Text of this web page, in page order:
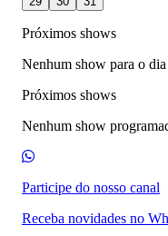
Próximos shows
Nenhum show para o
Próximos shows
Nenhum show
Participe do nosso canal
Receba novidades no